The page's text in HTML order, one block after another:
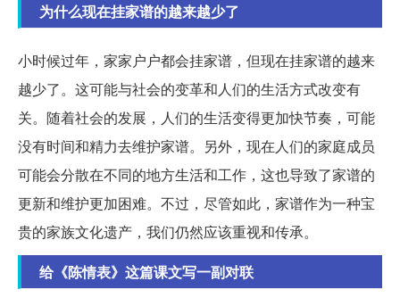
为什么现在挂家谱的越来越少了
小时候过年，家家户户都会挂家谱，但现在挂家谱的越来
越少了。这可能与社会的变革和人们的生活方式改变有
关。随着社会的发展，人们的生活变得更加快节奏，可能
没有时间和精力去维护家谱。另外，现在人们的家庭成员
可能会分散在不同的地方生活和工作，这也导致了家谱的
更新和维护更加困难。不过，尽管如此，家谱作为一种宝
贵的家族文化遗产，我们仍然应该重视和传承。
给《陈情表》这篇课文写一副对联